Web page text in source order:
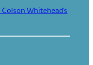
Whitehead’s